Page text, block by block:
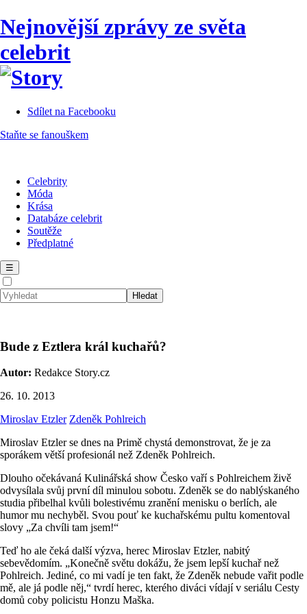
Nejnovější zprávy ze světa
celebrit
Sdílet na Facebooku
Staňte se fanouškem
Celebrity
Móda
Krása
Databáze celebrit
Soutěže
Předplatné
☰
Bude z Eztlera král kuchařů?
Autor: Redakce Story.cz
26. 10. 2013
Miroslav Etzler Zdeněk Pohlreich
Miroslav Etzler se dnes na Primě chystá demonstrovat, že je za
sporákem větší profesionál než Zdeněk Pohlreich.
Dlouho očekávaná Kulinářská show Česko vaří s Pohlreichem živě
odvysílala svůj první díl minulou sobotu. Zdeněk se do nablýskaného
studia přibelhal kvůli bolestivému zranění menisku o berlích, ale
humor mu nechyběl. Svou pouť ke kuchařskému pultu komentoval
slovy „Za chvíli tam jsem!“
Teď ho ale čeká další výzva, herec Miroslav Etzler, nabitý
sebevědomím. „Konečně světu dokážu, že jsem lepší kuchař než
Pohlreich. Jediné, co mi vadí je ten fakt, že Zdeněk nebude vařit podle
mě, ale já podle něj,“ tvrdí herec, kterého diváci vídají v seriálu Cesty
domů coby policistu Honzu Maška.